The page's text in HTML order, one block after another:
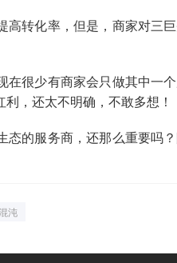
转化率，但是，商家对三
很少有商家会只做其中一
，还太不明确，不敢多想！
态的服务商，还那么重要吗
沌